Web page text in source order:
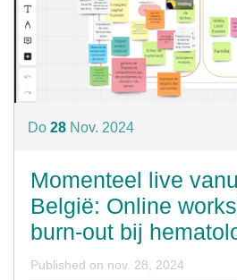
28
2024
21:00:00
Do 28 Nov. 2024
Momenteel live
België: Online
burn-out bij
Published on nov. 28, 2024